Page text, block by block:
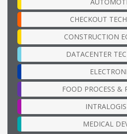
CHECKOUT
CONSTRUCTION
DATACENTER
FOOD PROCESS &
MEDICAL